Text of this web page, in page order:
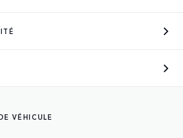
VÉHICULE
disponibles et approuvés, votre